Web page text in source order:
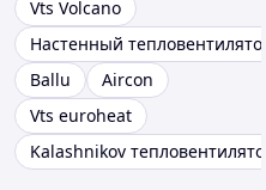
Vts Volcano
Настенный тепловентилятор
Ballu
Aircon
Vts euroheat
Kalashnikov тепловентилятор